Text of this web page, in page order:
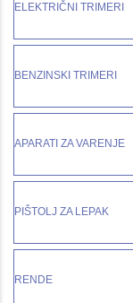
ELEKTRIČNI TRIMERI
BENZINSKI TRIMERI
APARATI ZA VARENJE
PIŠTOLJ ZA LEPAK
RENDE